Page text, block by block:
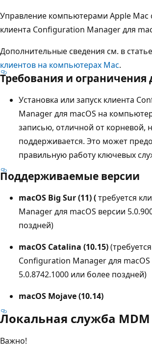
Управление компьютерами Apple
клиента Configuration Manager для
Дополнительные сведения см. в статье
клиентов на компьютерах Mac.
Требования и ограничения
Установка или запуск клиента
Manager для macOS на
записью, отличной от корневой,
поддерживается. Это может
правильную работу ключевых
Поддерживаемые версии
macOS Big Sur (11) (требуется
Manager для macOS версии
поздней)
macOS Catalina (10.15)
Configuration Manager для macOS
5.0.8742.1000 или более поздней)
macOS Mojave (10.14)
Локальная служба MDM
Важно!